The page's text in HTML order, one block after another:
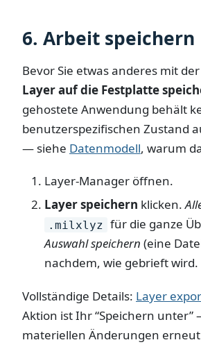
6. Arbeit speichern
Bevor Sie etwas anderes mit
Layer auf die Festplatte
gehostete Anwendung behält
benutzerspezifischen Zustand
— siehe Datenmodell, warum
Layer-Manager öffnen.
Layer speichern klicken.
.milxlyz für die ganze
Auswahl speichern (eine
nachdem, wie gebrieft wird.
Vollständige Details: Layer
Aktion ist Ihr “Speichern unter”
materiellen Änderungen